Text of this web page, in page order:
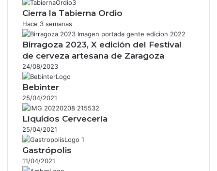
Cierra la Tabierna Ordio
Hace 3 semanas
Birragoza 2023, X edición del Festival
de cerveza artesana de Zaragoza
24/08/2023
Bebinter
25/04/2021
Líquidos Cervecería
25/04/2021
Gastrópolis
11/04/2021